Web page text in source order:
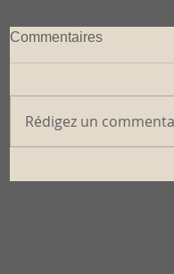
Commentaires
Rédigez un